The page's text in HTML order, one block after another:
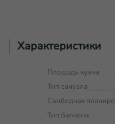
Характеристики
Площадь кухни
Тип санузла
Свободная
Тип балкона